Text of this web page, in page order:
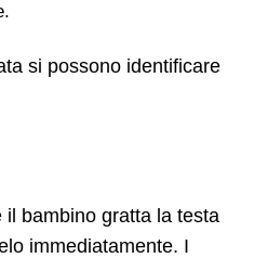
si possono identificare
bambino gratta la testa
immediatamente. I